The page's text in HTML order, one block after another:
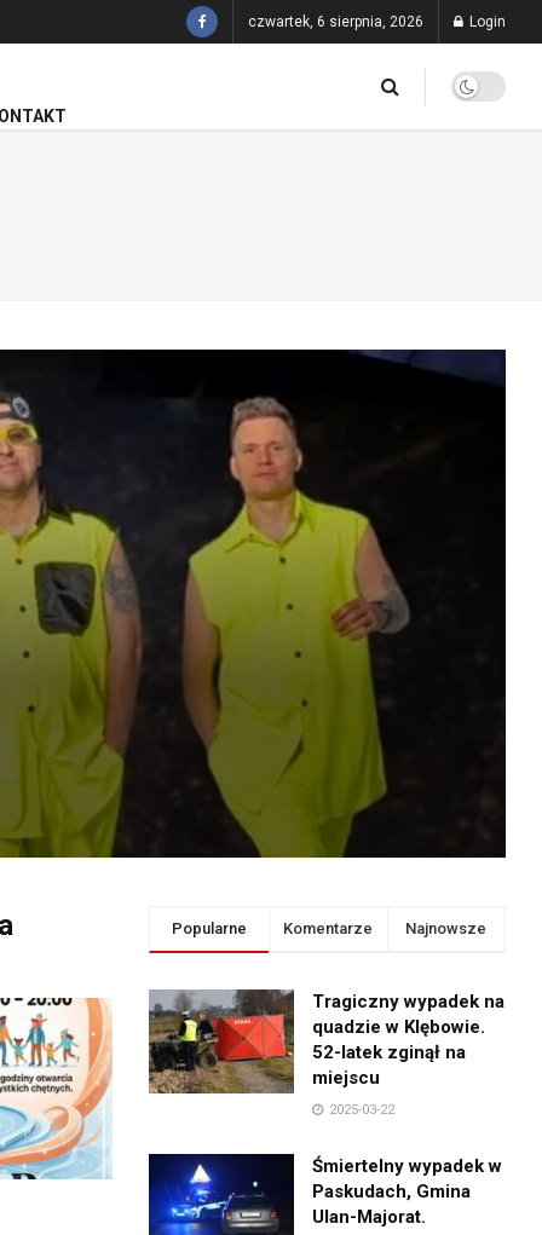
czwartek, 6 sierpnia, 2026 Login
Popularne Komentarze Najnowsze
Tragiczny wypadek na
quadzie w Klębowie.
52-latek zginął na
miejscu
2025-03-22
Śmiertelny wypadek w
Paskudach, Gmina
Ulan-Majorat.